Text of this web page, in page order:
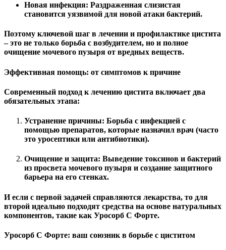
Новая инфекция: Раздраженная слизистая
становится уязвимой для новой атаки бактерий.
Поэтому ключевой шаг в лечении и профилактике цистита
– это не только борьба с возбудителем, но и полное
очищение мочевого пузыря от вредных веществ.
Эффективная помощь: от симптомов к причине
Современный подход к лечению цистита включает два
обязательных этапа:
Устранение причины: Борьба с инфекцией с
помощью препаратов, которые назначил врач (часто
это уросептики или антибиотики).
Очищение и защита: Выведение токсинов и бактерий
из просвета мочевого пузыря и создание защитного
барьера на его стенках.
И если с первой задачей справляются лекарства, то для
второй идеально подходят средства на основе натуральных
компонентов, такие как Уросорб С Форте.
Уросорб С Форте: ваш союзник в борьбе с циститом